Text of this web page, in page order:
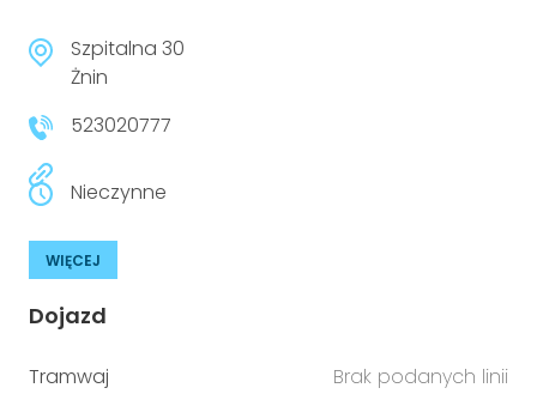
Szpitalna 30
Żnin
523020777
Nieczynne
WIĘCEJ
Dojazd
Tramwaj Brak podanych linii